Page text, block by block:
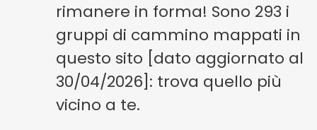
rimanere in forma! Sono 293 i
gruppi di cammino mappati in
questo sito [dato aggiornato al
30/04/2026]: trova quello più
vicino a te.